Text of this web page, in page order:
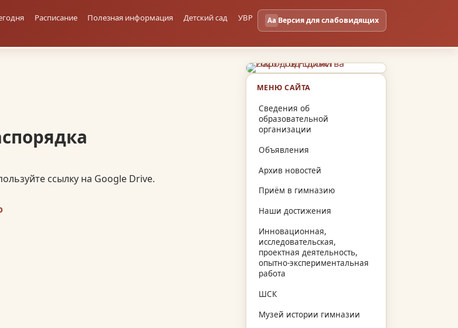
Расписание Полезная информация Детский сад УВР Aa Версия для слабовидящих
ссылку на Google Drive.
МЕНЮ САЙТА
Сведения об
образовательной
организации
Объявления
Архив новостей
Приём в гимназию
Наши достижения
Инновационная,
исследовательская,
проектная деятельность,
опытно-экспериментальная
работа
ШСК
Музей истории гимназии